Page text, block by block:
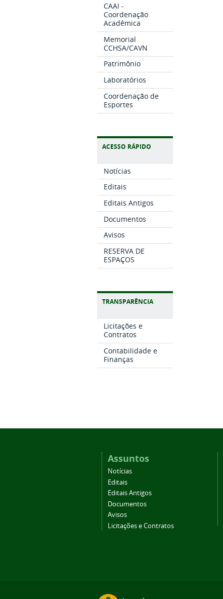
CAAI -
Coordenação
Acadêmica
Memorial
CCHSA/CAVN
Patrimônio
Laboratórios
Coordenação de
Esportes
ACESSO RÁPIDO
Notícias
Editais
Editais Antigos
Documentos
Avisos
RESERVA DE
ESPAÇOS
TRANSPARÊNCIA
Licitações e
Contratos
Contabilidade e
Finanças
Assuntos
Notícias
Editais
Editais Antigos
Documentos
Avisos
Licitações e Contratos